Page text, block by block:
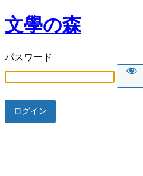
文學の森
パスワード